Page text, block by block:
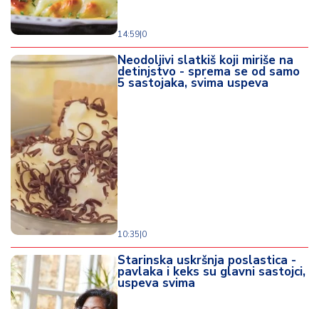
14:59|0
Neodoljivi slatkiš koji miriše na
detinjstvo - sprema se od samo
5 sastojaka, svima uspeva
10:35|0
Starinska uskršnja poslastica -
pavlaka i keks su glavni sastojci,
uspeva svima